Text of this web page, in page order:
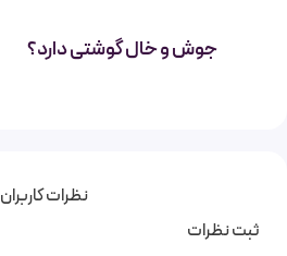
جوش و خال گوشتی دارد؟
نظرات کاربران
ثبت نظرات